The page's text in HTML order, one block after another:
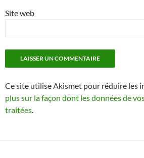
Site web
Ce site utilise Akismet pour réduire les
plus sur la façon dont les données de
traitées.